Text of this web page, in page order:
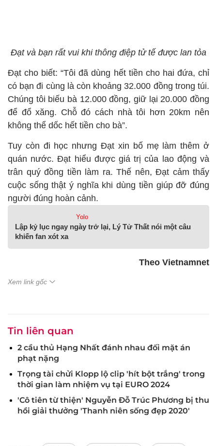
Đạt và bạn rất vui khi thông điệp tử tế được lan tỏa
Đạt cho biết: “Tôi đã dùng hết tiền cho hai đứa, chỉ
có bạn đi cùng là còn khoảng 32.000 đồng trong túi.
Chúng tôi biếu bà 12.000 đồng, giữ lại 20.000 đồng
để đổ xăng. Chỗ đó cách nhà tôi hơn 20km nên
không thể dốc hết tiền cho bà”.
Tuy còn đi học nhưng Đạt xin bố mẹ làm thêm ở
quán nước. Đạt hiểu được giá trị của lao động và
trân quý đồng tiền làm ra. Thế nên, Đạt cảm thấy
cuộc sống thật ý nghĩa khi dùng tiền giúp đỡ đúng
người đúng hoàn cảnh.
Yolo
Lập kỷ lục ngay ngày trở lại, Lý Tử Thất nói một câu
khiến fan xót xa
Theo Vietnamnet
Xem link gốc
Tin liên quan
2 cầu thủ Hạng Nhất đánh nhau đối mặt án
phạt nặng
Trọng tài chửi Klopp lộ clip 'hít bột trắng' trong
thời gian làm nhiệm vụ tại EURO 2024
'Cô tiên từ thiện' Nguyễn Đỗ Trúc Phương bị thu
hồi giải thưởng 'Thanh niên sống đẹp 2020'